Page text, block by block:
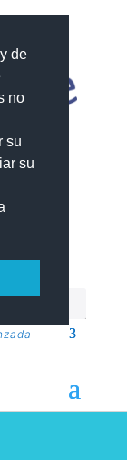
de
no
su
su